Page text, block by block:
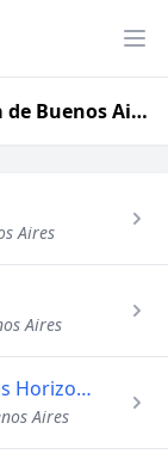
Mutuales en Bahía Blanca, Provincia de Buenos Aires
Aires
Aires
Asociacion Mutual Personal de Edificios Horizontal y Renta
Aires